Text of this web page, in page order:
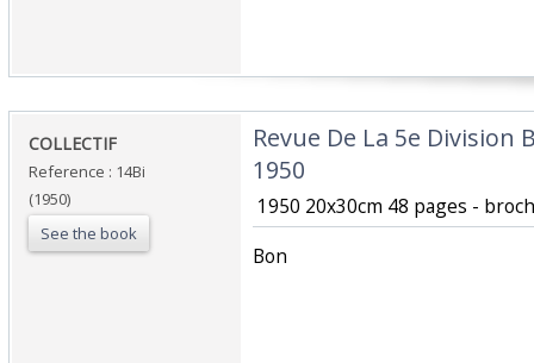
‎COLLECTIF‎
Reference : 14Bi
(1950)
See the book
‎Revue De La 5e Division
1950‎
1950 20x30cm 48 pages -
‎Bon ‎